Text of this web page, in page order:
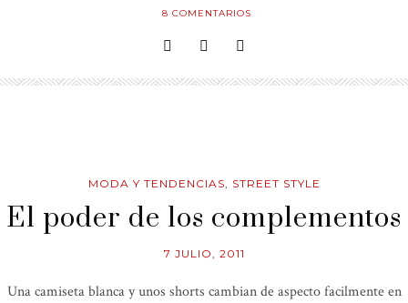
8 COMENTARIOS
MODA Y TENDENCIAS, STREET STYLE
El poder de los complementos
7 JULIO, 2011
Una camiseta blanca y unos shorts cambian de aspecto facilmente en